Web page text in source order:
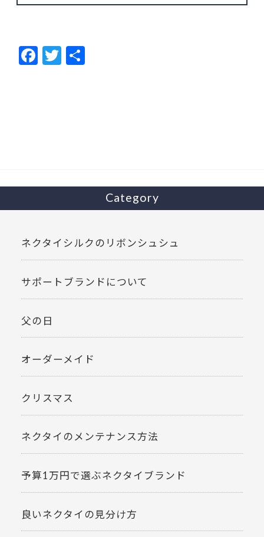
F
ac
T
w
Category
ネクタイシルクのリボンシュシュ
サポートブランドについて
父の日
オーダーメイド
クリスマス
ネクタイのメンテナンス方法
予算1万円で選ぶネクタイブランド
良いネクタイの見分け方